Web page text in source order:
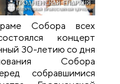
Собора всех
концерт
30-летию со дня
Собора
собравшимися